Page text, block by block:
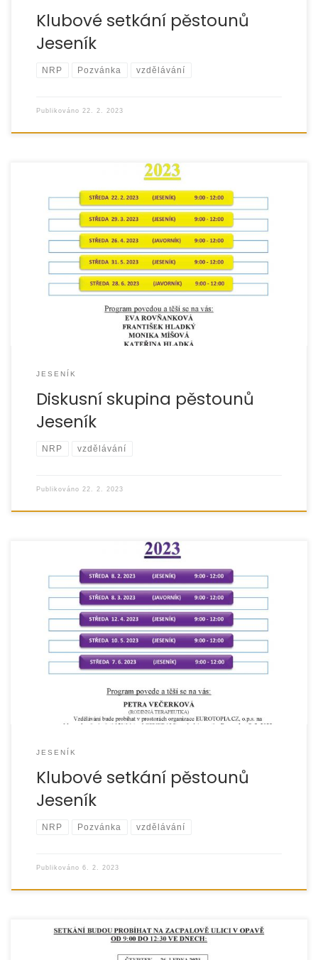
Klubové setkání pěstounů
Jeseník
NRP Pozvánka vzdělávání
Publikováno 22. 2. 2023
JESENÍK
Diskusní skupina pěstounů
Jeseník
NRP vzdělávání
Publikováno 22. 2. 2023
JESENÍK
Klubové setkání pěstounů
Jeseník
NRP Pozvánka vzdělávání
Publikováno 6. 2. 2023